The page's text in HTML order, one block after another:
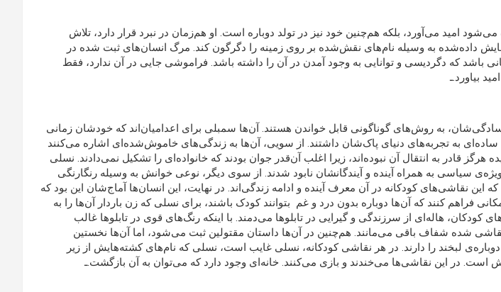
می‌شود امید می‌آورد، بلکه هم‌چنین خود نیز در تولد دوباره است. او هم‌زمان در نبرد قرار دارد، تلاش
داده‌شده به وسیله نام‌های نقش‌شده بر روی زمینه را دگرگون کند. مرگ انسان‌های ثبت شده در
باشد که دگردیسی و توانایی به وجود آمدن در آن را داشته باشد. فراموشی جایی در آن ندارد، فقط
بیاورد.ـ
به روش‌های گوناگونی قابل خواندن هستند. آن‌ها سمبلی برای اعدامیان‌اند که خودشان زمانی
ساده‌ای به تجربه‌های دنیای پاک‌شان داشتند. از سویی، آن‌ها به زندگی‌های خاموش‌شده‌ای اشاره می‌کنند
هرگز قادر به انتقال آن نبوده‌اند، زیرا اغلب آن‌قدر جوان بودند که خانواده‌ای را تشکیل نمی‌دادند. نسلی
ویژه‌ی سیاسی به همراه آینده و آیندگانشان نابود شدند. از سوی دیگر، نوعی خوانش به وسیله رنگارنگی
این نقاشی‌های کودکانه در آن معرف آینده و ادامه زندگی‌اند. در نهایت، این انسان‌ها آماج‌شان این بود که
فراهم کنند که آن‌ها دوباره بدون درد و غم بتوانند کودک باشند، برای نسلی که زن باردار آن‌ها را به
کودکان، هاله‌ای از سرزندگی و گیرایی در تابلوها می‌دمند. با اینکه رنگ‌های قوی در تابلوها غالب
شده شفاف باقی می‌مانند. هم‌چنین در آن‌ها داستان مقتولین ثبت ‌می‌شود، اما آن‌ها نخستین
لبخند را دارند. در هر نقاشی کودکانه، نسلی غایب است، نسلی که نام‌های کشته‌هایش از زیر
در این نقاشی‌ها می‌خندند و بازی می‌کنند. خانه‌ای وجود دارد که می‌توان به آن بازگشت.ـ